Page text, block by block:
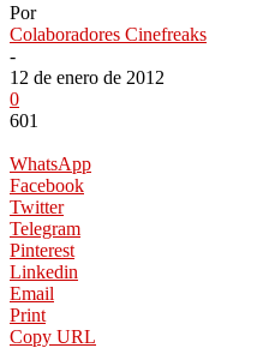
Por
Colaboradores Cinefreaks
-
12 de enero de 2012
0
601
WhatsApp
Facebook
Twitter
Telegram
Pinterest
Linkedin
Email
Print
Copy URL